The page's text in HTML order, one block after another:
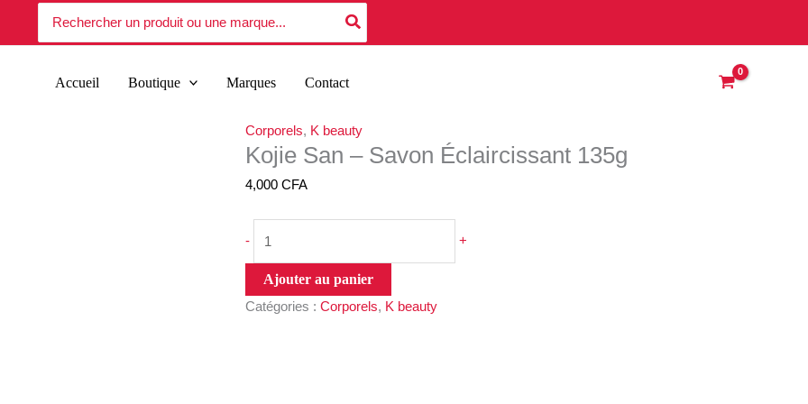
for:
Accueil Boutique Marques Contact
Corporels, K beauty
Kojie San – Savon Éclaircissant 135g
4,000 CFA
-
de
Éclaircissant
135g
+
Ajouter au panier
Catégories : Corporels, K beauty